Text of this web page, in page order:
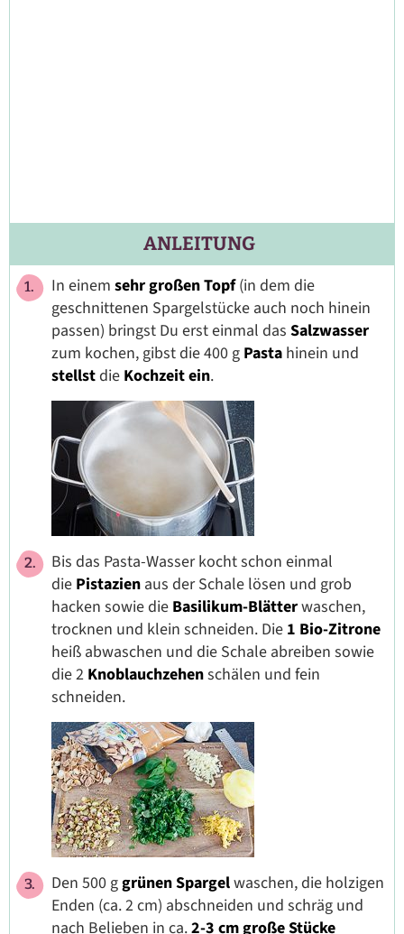
ANLEITUNG
In einem sehrgroßen Topf(in dem die
geschnittenen Spargelstücke auch noch hinein
passen) bringst Du erst einmal das Salzwasser
zum kochen, gibst die 400 g Pasta hinein und
stellstdie Kochzeit ein.
Bis das Pasta-Wasser kocht schon einmal
die Pistazien aus der Schale lösen und grob
hacken sowie die Basilikum-Blätterwaschen,
trocknen und klein schneiden. Die 1 Bio-Zitrone
heiß abwaschen und die Schale abreiben sowie
die 2 Knoblauchzehenschälen und fein
schneiden.
Den 500 ggrünen Spargelwaschen, die holzigen
Enden (ca. 2 cm) abschneiden und schräg und
nach Belieben in ca.2-3 cm große Stücke